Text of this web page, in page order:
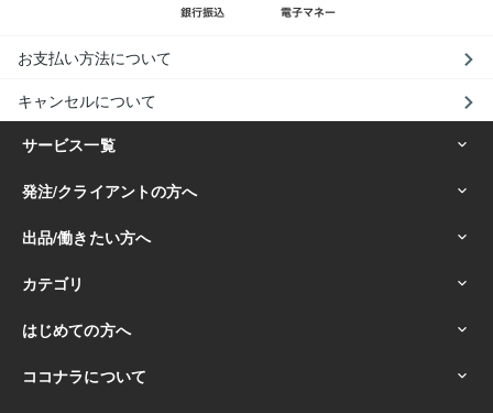
お支払い方法について
キャンセルについて